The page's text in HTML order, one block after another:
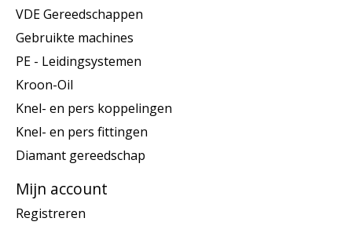
VDE Gereedschappen
Gebruikte machines
PE - Leidingsystemen
Kroon-Oil
Knel- en pers koppelingen
Knel- en pers fittingen
Diamant gereedschap
Mijn account
Registreren